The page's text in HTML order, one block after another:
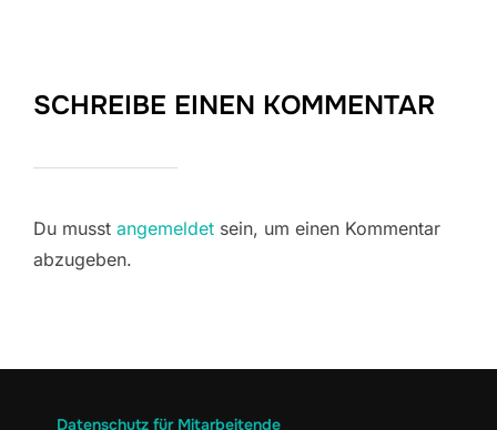
SCHREIBE EINEN KOMMENTAR
Du musst angemeldet sein, um einen Kommentar
abzugeben.
Datenschutz für Mitarbeitende